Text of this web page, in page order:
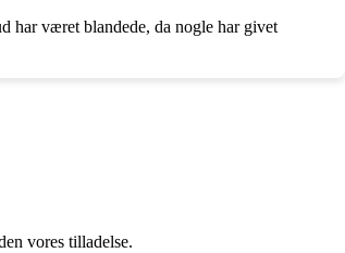
har været blandede, da nogle har givet
vores tilladelse.